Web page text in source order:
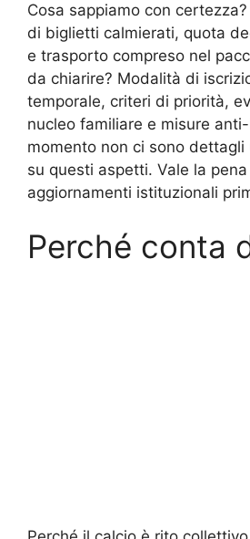
Cosa sappiamo con
di biglietti calmierati, quota
e trasporto compreso nel
da chiarire? Modalità di
temporale, criteri di priorità,
nucleo familiare e misure
momento non ci sono
su questi aspetti. Vale la
aggiornamenti istituzionali
Perché conta